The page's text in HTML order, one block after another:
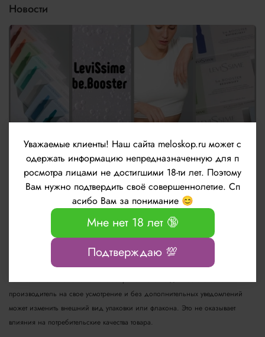
Новости
Новые ампульные препараты be.Booster от
бренда LeviSsime
Информация о технических характеристиках, комплекте поставки, стране
изготовления и внешнем виде товара носит справочный характер и
основывается на последних доступных сведениях от производителя
А также внешний вид товара и/или упаковки может быть изменён
изготовителем и отличаться от изображенного на данном сайте. Т.к.
производитель на свое усмотрение и без дополнительных уведомлений
может изменить внешний вид упаковки или флакона. Это не оказывает
влияния на потребительские качества товара.
Уважаемые клиенты! Наш сайта meloskop.ru может с
одержать информацию непредназначенную для п
росмотра лицами не достигшими 18-ти лет. Поэтому
Вам нужно подтвердить своё совершеннолетие. Сп
асибо Вам за понимание 😊
Мне нет 18 лет 🔞
Подтверждаю 💯